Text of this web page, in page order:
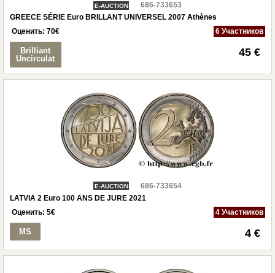
E-AUCTION
686-733653
GREECE SÉRIE Euro BRILLANT UNIVERSEL 2007 Athènes
Оценить: 70€ 6 Участников
Brilliant
Uncirculat
45 €
E-AUCTION
686-733654
LATVIA 2 Euro 100 ANS DE JURE 2021
Оценить: 5€ 4 Участников
MS 4 €